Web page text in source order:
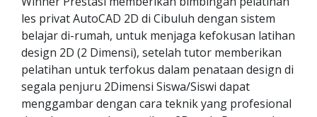
les privat AutoCAD 2D di Cibuluh dengan sistem
belajar di-rumah, untuk menjaga kefokusan latihan
design 2D (2 Dimensi), setelah tutor memberikan
pelatihan untuk terfokus dalam penataan design di
segala penjuru 2Dimensi Siswa/Siswi dapat
menggambar dengan cara teknik yang profesional